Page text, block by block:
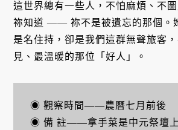
這世界總有一些人，不怕麻煩、不
祢知道 —— 祢不是被遺忘的那個。
是名住持，卻是我們這群無聲旅客
見、最溫暖的那位「好人」。
◉ 觀察時間――農曆七月前後
◉ 備 註――拿手菜是中元祭壇上